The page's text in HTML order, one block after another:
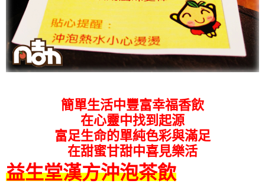
簡單生活中豐富幸福香飲
在心靈中找到起源
富足生命的單純色彩與滿足
在甜蜜甘甜中喜見樂活
益生堂漢方沖泡茶飲